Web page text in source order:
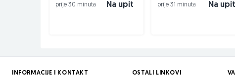
Na upit
prije 30 minuta Na upit
prije 31 minuta
INFORMACIJE I KONTAKT OSTALI LINKOVI